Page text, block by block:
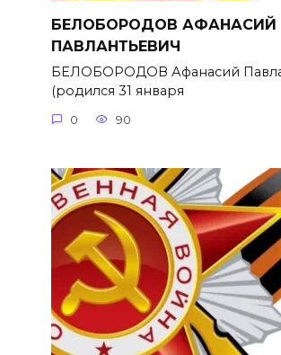
БЕЛОБОРОДОВ АФАНАСИЙ
ПАВЛАНТЬЕВИЧ
БЕЛОБОРОДОВ Афанасий
(родился 31 января
0 90